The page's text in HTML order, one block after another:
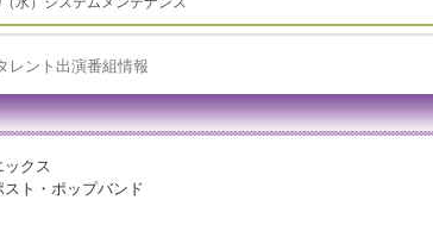
レント出演番組情報
ックス
スト・ポップバンド